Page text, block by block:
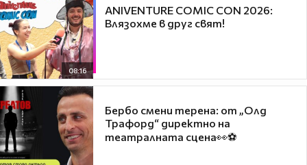
08:16
ANIVENTURE COMIC CON 2026:
Влязохме в друг свят!
Бербо смени терена: от „Олд
Трафорд“ директно на
театралната сцена👀⚽